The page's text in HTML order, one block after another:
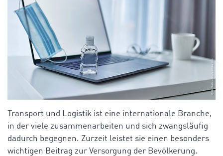
Transport und Logistik ist eine internationale Branche,
in der viele zusammenarbeiten und sich zwangsläufig
dadurch begegnen. Zurzeit leistet sie einen besonders
wichtigen Beitrag zur Versorgung der Bevölkerung.